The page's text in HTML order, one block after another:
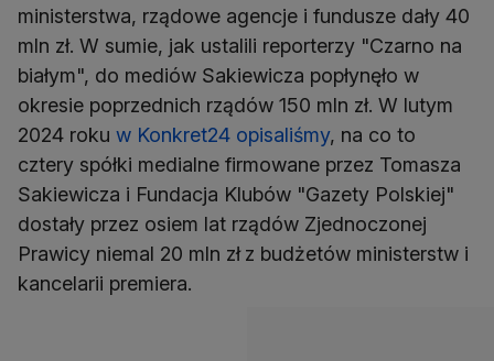
ministerstwa, rządowe agencje i fundusze dały 40
mln zł. W sumie, jak ustalili reporterzy "Czarno na
białym", do mediów Sakiewicza popłynęło w
okresie poprzednich rządów 150 mln zł. W lutym
2024 roku w Konkret24 opisaliśmy, na co to
cztery spółki medialne firmowane przez Tomasza
Sakiewicza i Fundacja Klubów "Gazety Polskiej"
dostały przez osiem lat rządów Zjednoczonej
Prawicy niemal 20 mln zł z budżetów ministerstw i
kancelarii premiera.